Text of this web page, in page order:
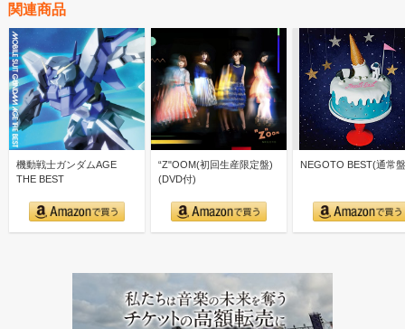
関連商品
機動戦士ガンダムAGE
THE BEST
“Z"OOM(初回生産限定盤)
(DVD付)
NEGOTO BEST(通常